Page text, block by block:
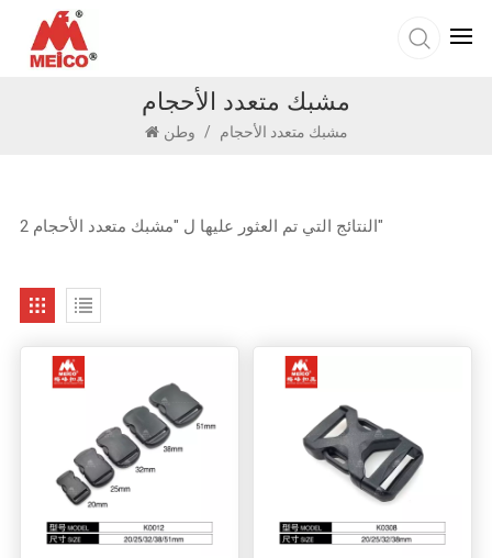
مشبك متعدد الأحجام
/ مشبك متعدد الأحجام
2 النتائج التي تم العثور عليها ل "مشبك متعدد الأحجام"